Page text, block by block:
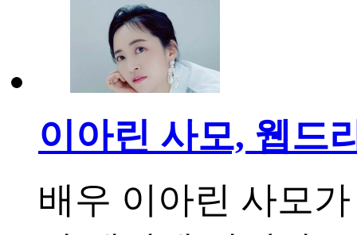
이아린 사모, 웹드
배우 이아린 사모